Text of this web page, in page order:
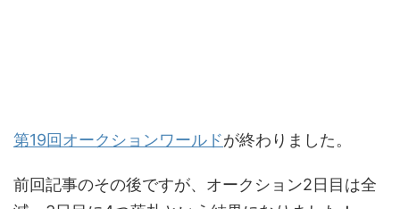
第19回オークションワールドが終わりました。
前回記事のその後ですが、オークション2日目は全